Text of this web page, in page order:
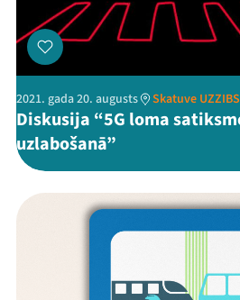
Festivāls
Arhīvs
Viņi bija
Jaunumi
2021. gada 20. augusts Skatuve
Diskusija “5G loma
uzlabošanā”